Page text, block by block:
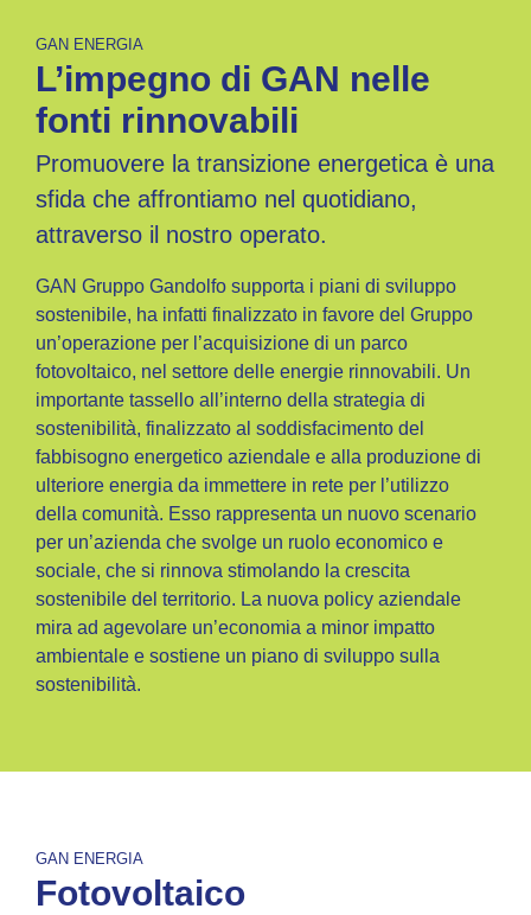
GAN ENERGIA
L’impegno di GAN nelle
fonti rinnovabili
Promuovere la transizione energetica è una
sfida che affrontiamo nel quotidiano,
attraverso il nostro operato.
GAN Gruppo Gandolfo supporta i piani di sviluppo
sostenibile, ha infatti finalizzato in favore del Gruppo
un’operazione per l’acquisizione di un parco
fotovoltaico, nel settore delle energie rinnovabili. Un
importante tassello all’interno della strategia di
sostenibilità, finalizzato al soddisfacimento del
fabbisogno energetico aziendale e alla produzione di
ulteriore energia da immettere in rete per l’utilizzo
della comunità. Esso rappresenta un nuovo scenario
per un’azienda che svolge un ruolo economico e
sociale, che si rinnova stimolando la crescita
sostenibile del territorio. La nuova policy aziendale
mira ad agevolare un’economia a minor impatto
ambientale e sostiene un piano di sviluppo sulla
sostenibilità.
GAN ENERGIA
Fotovoltaico